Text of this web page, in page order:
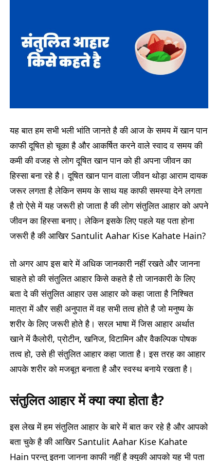
यह बात हम सभी भली भांति जानते है की आज के समय में खान पान
काफी दूषित हो चूका है और आकर्षित करने वाले स्वाद व समय की
कमी की वजह से लोग दूषित खान पान को ही अपना जीवन का
हिस्सा बना रहे है। दूषित खान पान वाला जीवन थोड़ा आराम दायक
जरूर लगता है लेकिन समय के साथ यह काफी समस्या देने लगता
है तो ऐसे में यह जरूरी हो जाता है की लोग संतुलित आहार को अपने
जीवन का हिस्सा बनाए। लेकिन इसके लिए पहले यह पता होना
जरूरी है की आखिर Santulit Aahar Kise Kahate Hain?
तो अगर आप इस बारे में अधिक जानकारी नहीं रखते और जानना
चाहते हो की संतुलित आहार किसे कहते है तो जानकारी के लिए
बता दे की संतुलित आहार उस आहार को कहा जाता है निश्चित
मात्रा में और सही अनुपात में वह सभी तत्व होते है जो मनुष्य के
शरीर के लिए जरूरी होते है। सरल भाषा में जिस आहार अर्थात
खाने में कैलोरी, प्रोटीन, खनिज, विटामिन और वैकल्पिक पोषक
तत्व हो, उसे ही संतुलित आहार कहा जाता है। इस तरह का आहार
आपके शरीर को मजबूत बनाता है और स्वस्थ बनाये रखता है।
संतुलित आहार में क्या क्या होता है?
इस लेख में हम संतुलित आहार के बारे में बात कर रहे है और आपको
बता चुके है की आखिर Santulit Aahar Kise Kahate
Hain परन्तु इतना जानना काफी नहीं है क्युकी आपको यह भी पता